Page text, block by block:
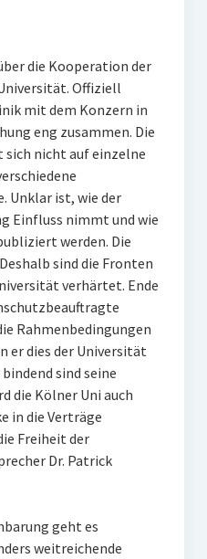
die Kooperation der
Offiziell
mit dem Konzern in
eng zusammen. Die
nicht auf einzelne
Unklar ist, wie der
Einfluss nimmt und wie
werden. Die
sind die Fronten
verhärtet. Ende
Rahmenbedingungen
er dies der Universität
sind seine
die Kölner Uni auch
in die Verträge
Freiheit der
Dr. Patrick
geht es
weitreichende